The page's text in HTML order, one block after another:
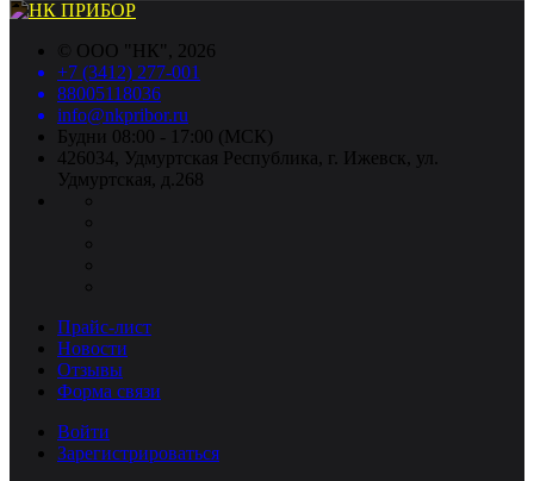
© ООО "НК", 2026
+7 (3412) 277-001
88005118036
info@nkpribor.ru
Будни 08:00 - 17:00 (МСК)
426034, Удмуртская Республика, г. Ижевск, ул.
Удмуртская, д.268
Прайс-лист
Новости
Отзывы
Форма связи
Войти
Зарегистрироваться